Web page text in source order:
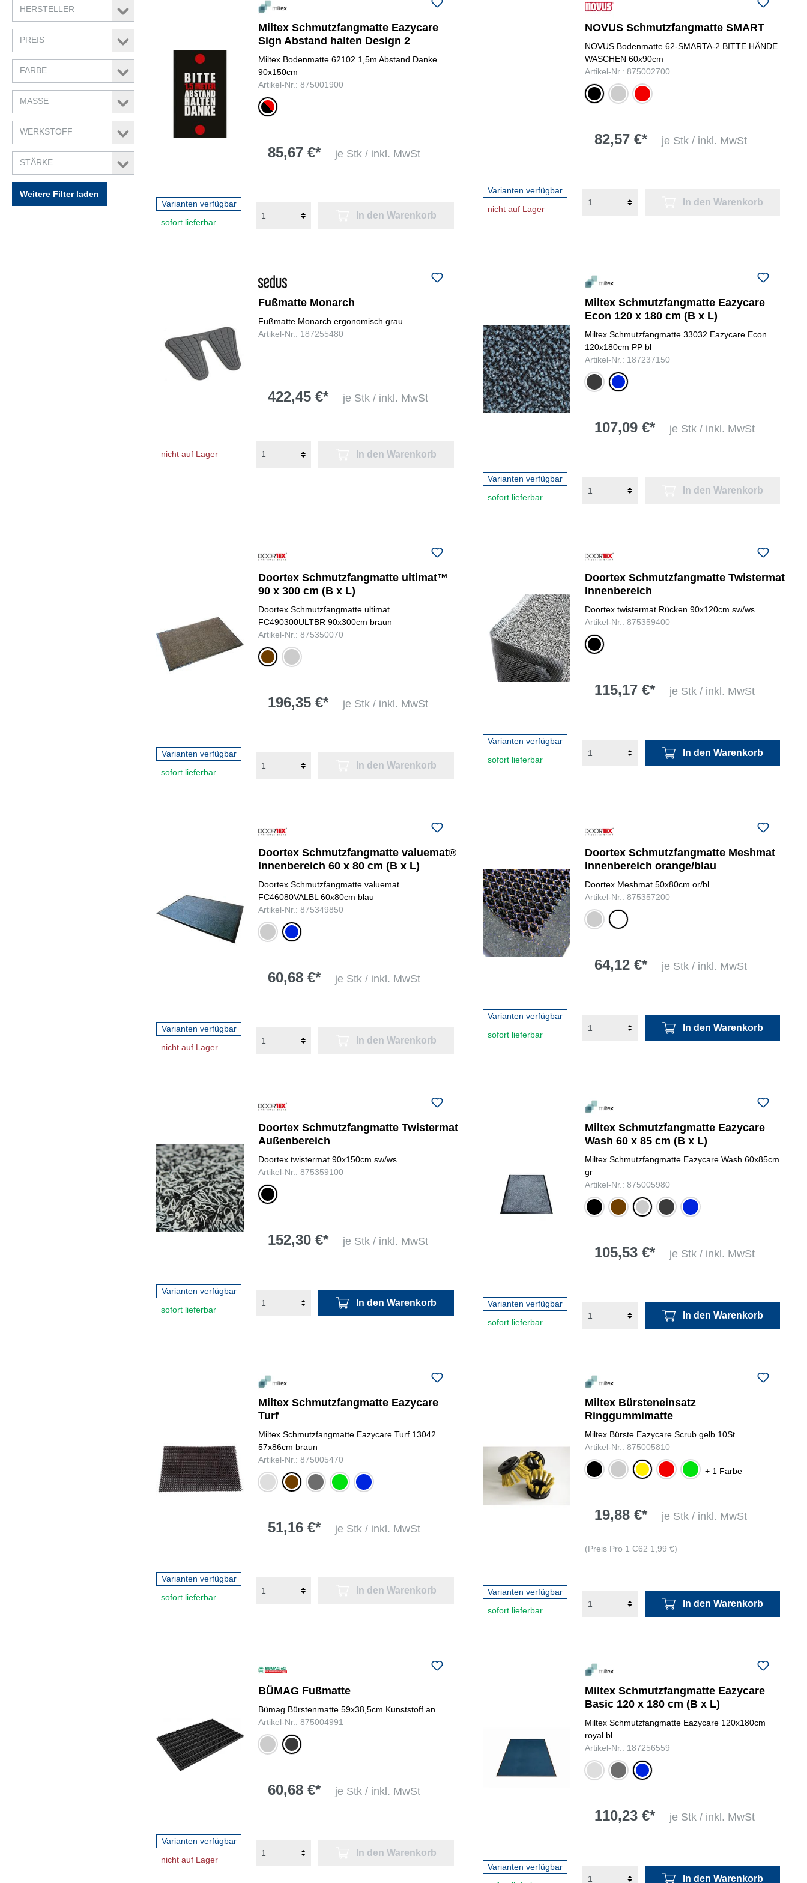
folgenden Nummer bei uns:
0731 977197-0
HERSTELLER
PREIS
FARBE
MASSE
WERKSTOFF
STÄRKE
Weitere Filter laden
Miltex Schmutzfangmatte Eazycare
Sign Abstand halten Design 2
Miltex Bodenmatte 62102 1,5m Abstand Danke
90x150cm
Artikel-Nr.: 875001900
schwarz/rot
85,67 €* je Stk / inkl. MwSt
Varianten verfügbar
sofort lieferbar
In den Warenkorb
NOVUS Schmutzfangmatte SMART
NOVUS Bodenmatte 62-SMARTA-2 BITTE HÄNDE
WASCHEN 60x90cm
Artikel-Nr.: 875002700
schwarzgrau
82,57 €* je Stk / inkl. MwSt
Varianten verfügbar
nicht auf Lager
In den Warenkorb
Fußmatte Monarch
Fußmatte Monarch ergonomisch grau
Artikel-Nr.: 187255480
422,45 €* je Stk / inkl. MwSt
nicht auf Lager In den Warenkorb
Miltex Schmutzfangmatte Eazycare
Econ 120 x 180 cm (B x L)
Miltex Schmutzfangmatte 33032 Eazycare Econ
120x180cm PP bl
Artikel-Nr.: 187237150
anthrazitblau
107,09 €* je Stk / inkl. MwSt
Varianten verfügbar
sofort lieferbar
In den Warenkorb
Doortex Schmutzfangmatte ultimat™
90 x 300 cm (B x L)
Doortex Schmutzfangmatte ultimat
FC490300ULTBR 90x300cm braun
Artikel-Nr.: 875350070
braun grau
196,35 €* je Stk / inkl. MwSt
Varianten verfügbar
sofort lieferbar
In den Warenkorb
Doortex Schmutzfangmatte Twistermat
Innenbereich
Doortex twistermat Rücken 90x120cm sw/ws
Artikel-Nr.: 875359400
schwarz/weiß
115,17 €* je Stk / inkl. MwSt
Varianten verfügbar
sofort lieferbar
In den Warenkorb
Doortex Schmutzfangmatte valuemat®
Innenbereich 60 x 80 cm (B x L)
Doortex Schmutzfangmatte valuemat
FC46080VALBL 60x80cm blau
Artikel-Nr.: 875349850
grau blau
60,68 €* je Stk / inkl. MwSt
Varianten verfügbar
nicht auf Lager
In den Warenkorb
Doortex Schmutzfangmatte Meshmat
Innenbereich orange/blau
Doortex Meshmat 50x80cm or/bl
Artikel-Nr.: 875357200
grauorange/blau
64,12 €* je Stk / inkl. MwSt
Varianten verfügbar
sofort lieferbar
In den Warenkorb
Doortex Schmutzfangmatte Twistermat
Außenbereich
Doortex twistermat 90x150cm sw/ws
Artikel-Nr.: 875359100
schwarz/weiß
152,30 €* je Stk / inkl. MwSt
Varianten verfügbar
sofort lieferbar
In den Warenkorb
Miltex Schmutzfangmatte Eazycare
Wash 60 x 85 cm (B x L)
Miltex Schmutzfangmatte Eazycare Wash 60x85cm
gr
Artikel-Nr.: 875005980
schwarzbraun grauanthrazitblau
105,53 €* je Stk / inkl. MwSt
Varianten verfügbar
sofort lieferbar
In den Warenkorb
Miltex Schmutzfangmatte Eazycare
Turf
Miltex Schmutzfangmatte Eazycare Turf 13042
57x86cm braun
Artikel-Nr.: 875005470
hellgraubraundunkelgraugrün blau
51,16 €* je Stk / inkl. MwSt
Varianten verfügbar
sofort lieferbar
In den Warenkorb
Miltex Bürsteneinsatz
Ringgummimatte
Miltex Bürste Eazycare Scrub gelb 10St.
Artikel-Nr.: 875005810
schwarzgrau gelb grün + 1 Farbe
19,88 €* je Stk / inkl. MwSt
(Preis Pro 1 C62 1,99 €)
Varianten verfügbar
sofort lieferbar
In den Warenkorb
BÜMAG Fußmatte
Bümag Bürstenmatte 59x38,5cm Kunststoff an
Artikel-Nr.: 875004991
grauanthrazit
60,68 €* je Stk / inkl. MwSt
Varianten verfügbar
nicht auf Lager
In den Warenkorb
Miltex Schmutzfangmatte Eazycare
Basic 120 x 180 cm (B x L)
Miltex Schmutzfangmatte Eazycare 120x180cm
royal.bl
Artikel-Nr.: 187256559
hellgraudunkelgrauroyalblau
110,23 €* je Stk / inkl. MwSt
Varianten verfügbar
In den Warenkorb